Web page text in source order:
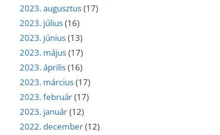
2023. augusztus(17)
2023. július(16)
2023. június(13)
2023. május(17)
2023. április(16)
2023. március(17)
2023. február(17)
2023. január(12)
2022. december(12)